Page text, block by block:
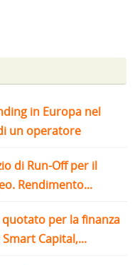
in Europa nel
un operatore
di Run-Off per il
Rendimento...
per la finanza
Capital,...